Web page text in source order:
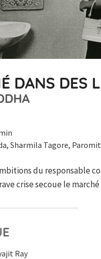
DANS DES
Sharmila Tagore,
du responsable
crise secoue le
Ray